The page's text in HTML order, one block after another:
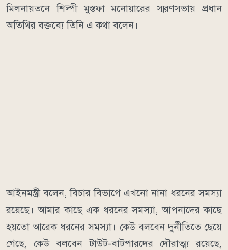
মিলনায়তনে শিল্পী মুস্তফা মনোয়ারের স্মরণসভায় প্রধান
অতিথির বক্তব্যে তিনি এ কথা বলেন।
আইনমন্ত্রী বলেন, বিচার বিভাগে এখনো নানা ধরনের সমস্যা
রয়েছে। আমার কাছে এক ধরনের সমস্যা, আপনাদের কাছে
হয়তো আরেক ধরনের সমস্যা। কেউ বলবেন দুর্নীতিতে ছেয়ে
গেছে, কেউ বলবেন টাউট-বাটপারদের দৌরাত্ম্য রয়েছে,